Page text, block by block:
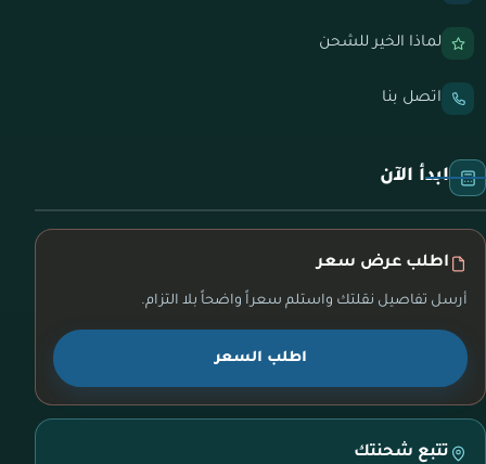
لماذا الخير للشحن
اتصل بنا
ابدأ الآن
اطلب عرض سعر
أرسل تفاصيل نقلتك واستلم سعراً واضحاً بلا التزام.
اطلب السعر
تتبع شحنتك